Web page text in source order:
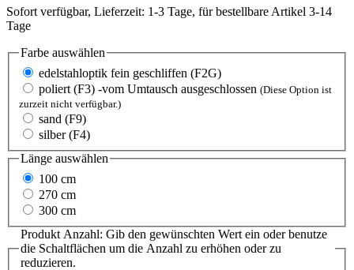
Sofort verfügbar, Lieferzeit: 1-3 Tage, für bestellbare Artikel 3-14
Tage
Farbe auswählen
edelstahloptik fein geschliffen (F2G)
poliert (F3) -vom Umtausch ausgeschlossen (Diese Option ist
zurzeit nicht verfügbar.)
sand (F9)
silber (F4)
Länge auswählen
100 cm
270 cm
300 cm
Produkt Anzahl: Gib den gewünschten Wert ein oder benutze
die Schaltflächen um die Anzahl zu erhöhen oder zu
reduzieren.